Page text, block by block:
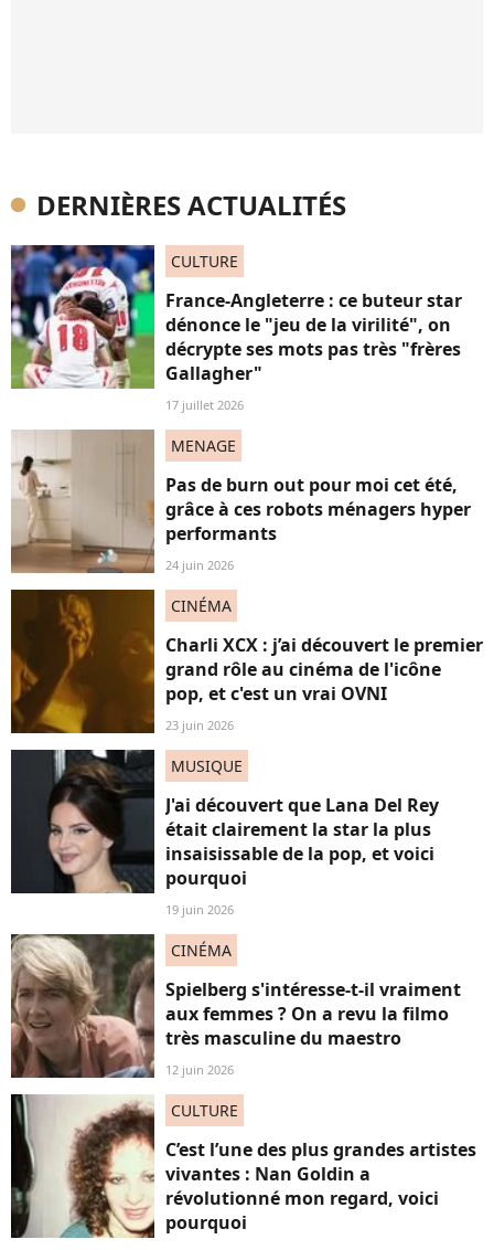
DERNIÈRES ACTUALITÉS
CULTURE
France-Angleterre : ce buteur star
dénonce le "jeu de la virilité", on
décrypte ses mots pas très "frères
Gallagher"
17 juillet 2026
MENAGE
Pas de burn out pour moi cet été,
grâce à ces robots ménagers hyper
performants
24 juin 2026
CINÉMA
Charli XCX : j’ai découvert le premier
grand rôle au cinéma de l'icône
pop, et c'est un vrai OVNI
23 juin 2026
MUSIQUE
J'ai découvert que Lana Del Rey
était clairement la star la plus
insaisissable de la pop, et voici
pourquoi
19 juin 2026
CINÉMA
Spielberg s'intéresse-t-il vraiment
aux femmes ? On a revu la filmo
très masculine du maestro
12 juin 2026
CULTURE
C’est l’une des plus grandes artistes
vivantes : Nan Goldin a
révolutionné mon regard, voici
pourquoi